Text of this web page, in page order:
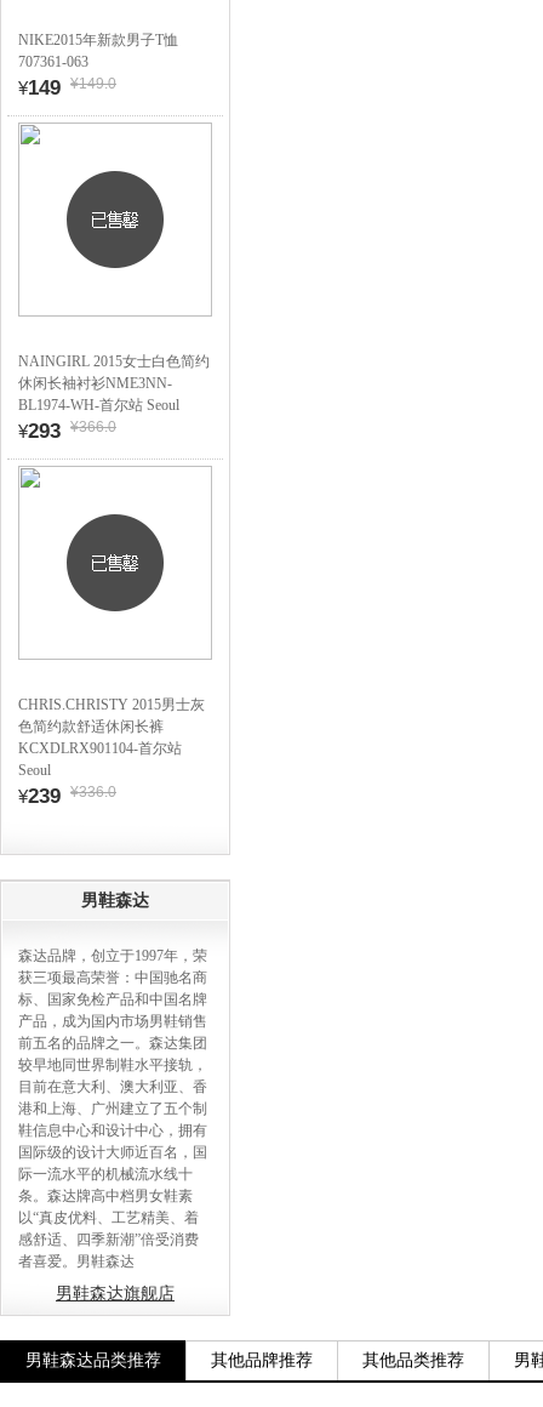
NIKE2015年新款男子T恤
707361-063
¥149 ¥149.0
NAINGIRL 2015女士白色简约
休闲长袖衬衫NME3NN-
BL1974-WH-首尔站 Seoul
¥293 ¥366.0
CHRIS.CHRISTY 2015男士灰
色简约款舒适休闲长裤
KCXDLRX901104-首尔站
Seoul
¥239 ¥336.0
男鞋森达
森达品牌，创立于1997年，荣
获三项最高荣誉：中国驰名商
标、国家免检产品和中国名牌
产品，成为国内市场男鞋销售
前五名的品牌之一。森达集团
较早地同世界制鞋水平接轨，
目前在意大利、澳大利亚、香
港和上海、广州建立了五个制
鞋信息中心和设计中心，拥有
国际级的设计大师近百名，国
际一流水平的机械流水线十
条。森达牌高中档男女鞋素
以“真皮优料、工艺精美、着
感舒适、四季新潮”倍受消费
者喜爱。男鞋森达
男鞋森达旗舰店
男鞋森达品类推荐 其他品牌推荐 其他品类推荐 男